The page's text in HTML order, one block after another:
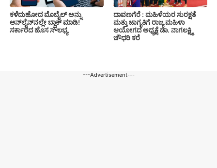
ಕಳೆದುಹೋದ ಮೊಬೈಲ್ ಅನ್ನು
ಆನ್‌ಲೈನ್‌ನಲ್ಲೇ ಬ್ಲಾಕ್ ಮಾಡಿ!
ಸರ್ಕಾರದ ಹೊಸ ಸೌಲಭ್ಯ
ದಾವಣಗೆರೆ : ಮಹಿಳೆಯರ ಸುರಕ್ಷತೆ
ಮತ್ತು ಜಾಗೃತಿಗೆ ರಾಜ್ಯ ಮಹಿಳಾ
ಆಯೋಗದ ಅಧ್ಯಕ್ಷೆ ಡಾ. ನಾಗಲಕ್ಷ್ಮಿ
ಚೌಧರಿ ಕರೆ
---Advertisement---